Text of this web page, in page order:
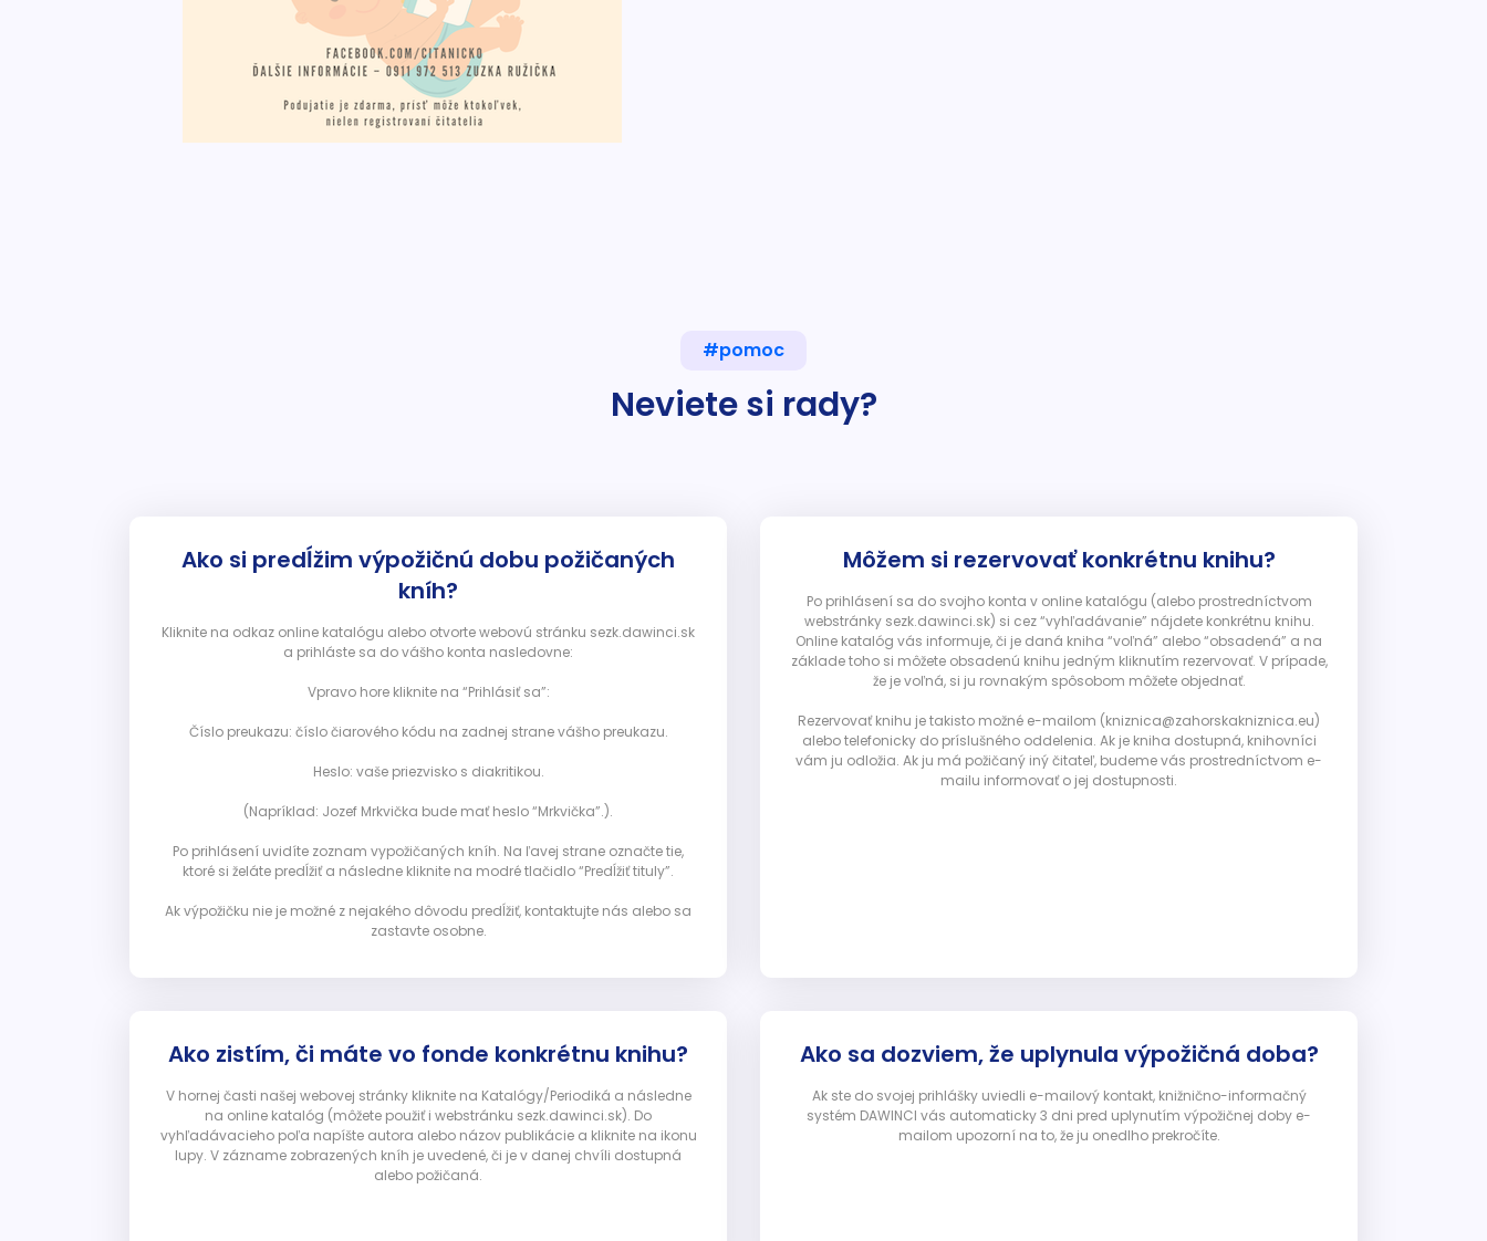
#pomoc
Neviete si rady?
Ako si predĺžim výpožičnú dobu požičaných
kníh?
Kliknite na odkaz online katalógu alebo otvorte webovú stránku sezk.dawinci.sk
a prihláste sa do vášho konta nasledovne:
Vpravo hore kliknite na “Prihlásiť sa”:
Číslo preukazu: číslo čiarového kódu na zadnej strane vášho preukazu.
Heslo: vaše priezvisko s diakritikou.
(Napríklad: Jozef Mrkvička bude mať heslo “Mrkvička”.).
Po prihlásení uvidíte zoznam vypožičaných kníh. Na ľavej strane označte tie,
ktoré si želáte predĺžiť a následne kliknite na modré tlačidlo “Predĺžiť tituly”.
Ak výpožičku nie je možné z nejakého dôvodu predĺžiť, kontaktujte nás alebo sa
zastavte osobne.
Môžem si rezervovať konkrétnu knihu?
Po prihlásení sa do svojho konta v online katalógu (alebo prostredníctvom
webstránky sezk.dawinci.sk) si cez “vyhľadávanie” nájdete konkrétnu knihu.
Online katalóg vás informuje, či je daná kniha “voľná” alebo “obsadená” a na
základe toho si môžete obsadenú knihu jedným kliknutím rezervovať. V prípade,
že je voľná, si ju rovnakým spôsobom môžete objednať.
Rezervovať knihu je takisto možné e-mailom (kniznica@zahorskakniznica.eu)
alebo telefonicky do príslušného oddelenia. Ak je kniha dostupná, knihovníci
vám ju odložia. Ak ju má požičaný iný čitateľ, budeme vás prostredníctvom e-
mailu informovať o jej dostupnosti.
Ako zistím, či máte vo fonde konkrétnu knihu?
V hornej časti našej webovej stránky kliknite na Katalógy/Periodiká a následne
na online katalóg (môžete použiť i webstránku sezk.dawinci.sk). Do
vyhľadávacieho poľa napíšte autora alebo názov publikácie a kliknite na ikonu
lupy. V zázname zobrazených kníh je uvedené, či je v danej chvíli dostupná
alebo požičaná.
Ako sa dozviem, že uplynula výpožičná doba?
Ak ste do svojej prihlášky uviedli e-mailový kontakt, knižnično-informačný
systém DAWINCI vás automaticky 3 dni pred uplynutím výpožičnej doby e-
mailom upozorní na to, že ju onedlho prekročíte.